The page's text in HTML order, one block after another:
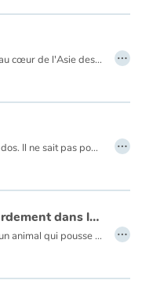
En des temps très anciens, au cœur de l'Asie des steppes, un royaume reculé et isolé du monde, envoie l'un des siens découvrir les empires du Couchant et du Levant. Après 30 années de voyages et d'aventures, entre terres et mers, de Cités et en Cités, Paladjan revient raconter les merveilles mais aussi... les guerres. Son récit excite l'imagination d'Akhiva, le fils du roi, qui rêve de découvrir à son tour les Cités extraordinaires. Mais le roi refuse... …
Pierrot a une pierre sur son dos. Il ne sait pas pourquoi il doit la porter, mais d’aussi loin qu’il s’en souvienne, la pierre a toujours été là, sur son dos. Et il n’est pas le seul ; avec ses deux frères Pi et Po, Pierrot vit dans un royaume paisible où tout le monde porte une pierre sur le dos. Jusqu’au jour où il faudra traverser la rivière pour sauver la princesse… …
Klag Zoubi - Chambardement dans la banquise
« Ceci est une plante : c’est un animal qui pousse de la terre, et qui se nourrit de la neige fondue et du soleil pour grandir. Cette couleur que tu vois, c’est du vert, et toutes les plantes ont cette couleur… si elle survit et grandit, nous pourrions alors voir l’espoir renaître dans notre pays. » Voici ce qu’a dit Zbaïn Zbaïna, la vieille sagesse du village, à Klag Zoubi, lorsqu’il lui fait part de sa découverte.
…